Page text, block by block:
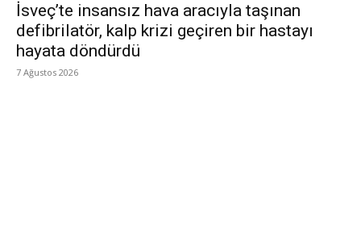
İsveç’te insansız hava aracıyla taşınan
defibrilatör, kalp krizi geçiren bir hastayı
hayata döndürdü
7 Ağustos 2026